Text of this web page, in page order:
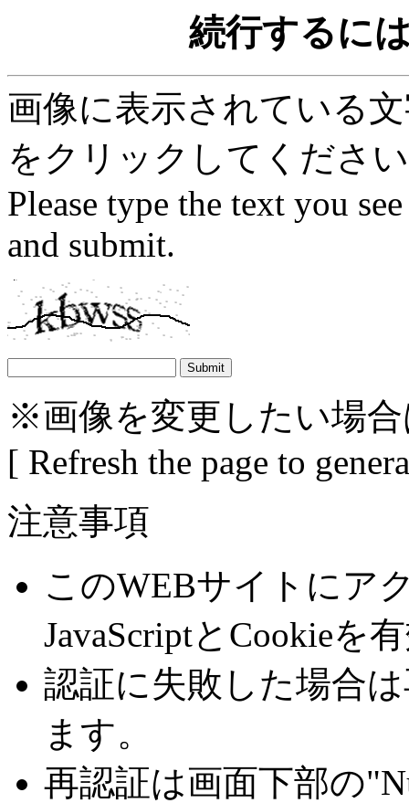
続行するに
画像に表示されている
をクリックしてくださ
Please type the text you
and submit.
※画像を変更したい場
[ Refresh the page to
注意事項
このWEBサイトにア
JavaScriptとCookieを
認証に失敗した場合
ます。
再認証は画面下部の